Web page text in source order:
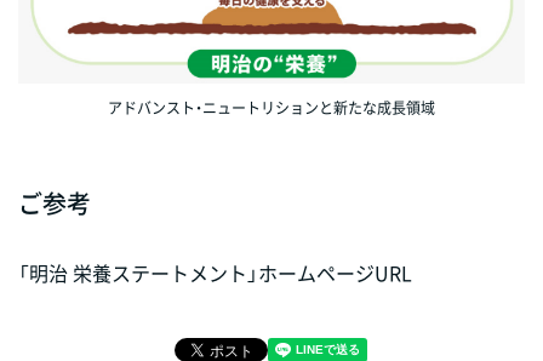
アドバンスト・ニュートリションと新たな成長領域
ご参考
「明治 栄養ステートメント」ホームページURL